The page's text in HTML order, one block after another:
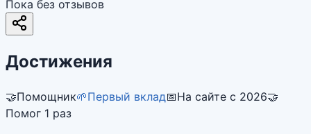
Пока без отзывов
Достижения
🤝Помощник🌱Первый вклад📅На сайте с 2026🤝
Помог 1 раз